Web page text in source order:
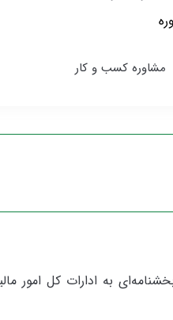
مشاوره کسب و کار
به ادارات کل امور